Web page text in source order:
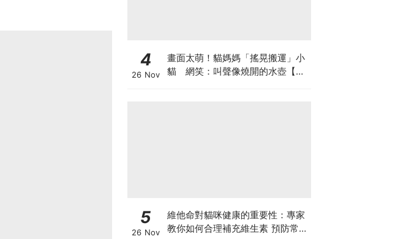
4
26 Nov
畫面太萌！貓媽媽「搖晃搬運」小
貓 網笑：叫聲像燒開的水壺【有
5
26 Nov
維他命對貓咪健康的重要性：專家
教你如何合理補充維生素 預防常見